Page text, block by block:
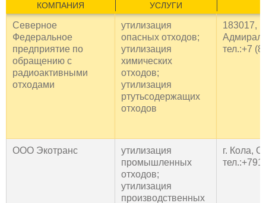
КОМПАНИЯ УСЛУГИ
Северное
Федеральное
предприятие по
обращению с
радиоактивными
отходами
утилизация
опасных отходов;
утилизация
химических
отходов;
утилизация
ртутьсодержащих
отходов
183017,
тел.:+7
ООО Экотранс
утилизация
промышленных
отходов;
утилизация
производственных
г. Кола,